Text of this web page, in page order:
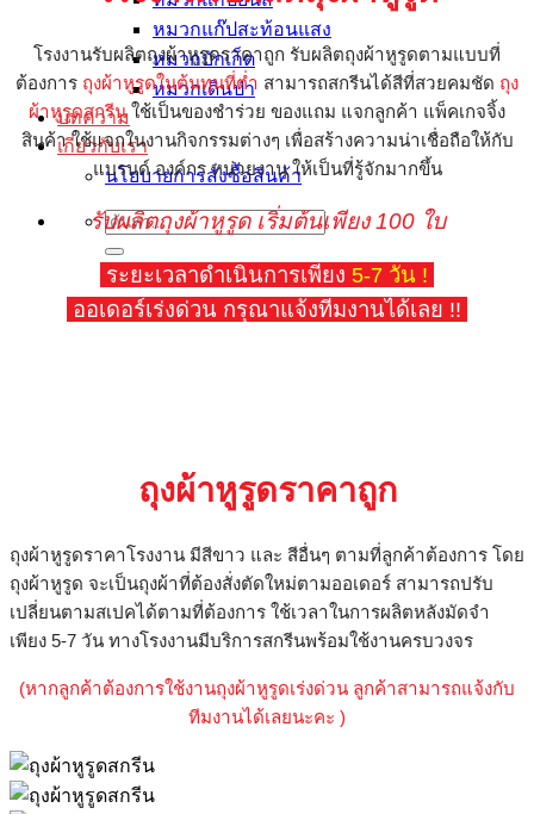
หมวกแก๊ปสะท้อนแสง
หมวกบักเก็ต
หมวกเดินป่า
บทความ
เกี่ยวกับเรา
นโยบายการสั่งซื้อสินค้า
ค้นหา:
โรงงานรับผลิตถุงผ้าหูรูดราคาถูก รับผลิตถุงผ้าหูรูดตามแบบที่
ต้องการ ถุงผ้าหูรูดในต้นทุนที่ต่ำ สามารถสกรีนได้สีที่สวยคมชัด ถุง
ผ้าหูรูดสกรีน ใช้เป็นของชำร่วย ของแถม แจกลูกค้า แพ็คเกจจิ้ง
สินค้า ใช้แจกในงานกิจกรรมต่างๆ เพื่อสร้างความน่าเชื่อถือให้กับ
แบรนด์ องค์กร หน่วยงาน ให้เป็นที่รู้จักมากขึ้น
รับผลิตถุงผ้าหูรูด เริ่มต้นเพียง 100 ใบ
ระยะเวลาดำเนินการเพียง 5-7 วัน !
ออเดอร์เร่งด่วน กรุณาแจ้งทีมงานได้เลย !!
ถุงผ้าหูรูดราคาถูก
ถุงผ้าหูรูดราคาโรงงาน มีสีขาว และ สีอื่นๆ ตามที่ลูกค้าต้องการ โดย
ถุงผ้าหูรูด จะเป็นถุงผ้าที่ต้องสั่งตัดใหม่ตามออเดอร์ สามารถปรับ
เปลี่ยนตามสเปคได้ตามที่ต้องการ ใช้เวลาในการผลิตหลังมัดจำ
เพียง 5-7 วัน ทางโรงงานมีบริการสกรีนพร้อมใช้งานครบวงจร
(หากลูกค้าต้องการใช้งานถุงผ้าหูรูดเร่งด่วน ลูกค้าสามารถแจ้งกับ
ทีมงานได้เลยนะคะ )